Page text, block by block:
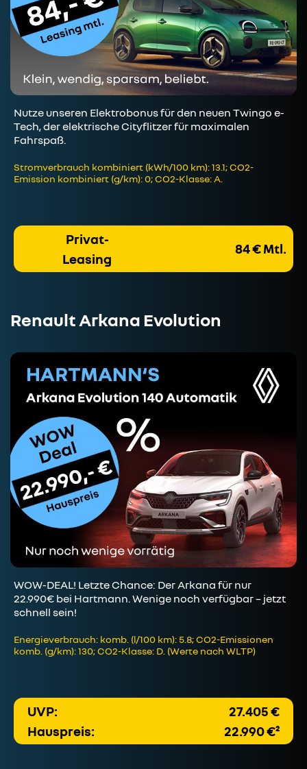
Nutze unseren Elektrobonus für den neuen Twingo e-
Tech, der elektrische Cityflitzer für maximalen
Fahrspaß.
Stromverbrauch kombiniert (kWh/100 km): 13.1; CO2-
Emission kombiniert (g/km): 0; CO2-Klasse: A.
Privat-
Leasing
84 € Mtl.
Renault Arkana Evolution
WOW-DEAL! Letzte Chance: Der Arkana für nur
22.990€ bei Hartmann. Wenige noch verfügbar – jetzt
schnell sein!
Energieverbrauch: komb. (l/100 km): 5.8; CO2-Emissionen
komb. (g/km): 130; CO2-Klasse: D. (Werte nach WLTP)
UVP:
27.405 €
Hauspreis:
22.990 €²